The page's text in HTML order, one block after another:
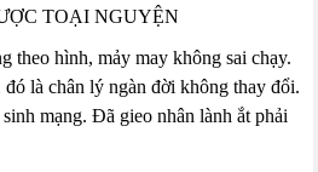
TOẠI NGUYỆN
theo hình, mảy may không sai chạy.
là chân lý ngàn đời không thay đổi.
mạng. Đã gieo nhân lành ắt phải